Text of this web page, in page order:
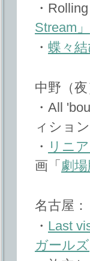
・
Stream」
・ 蝶々
中野（夜
・All
ィショ
・ リニ
画「 劇
名古屋：
・ Last
ガールズ